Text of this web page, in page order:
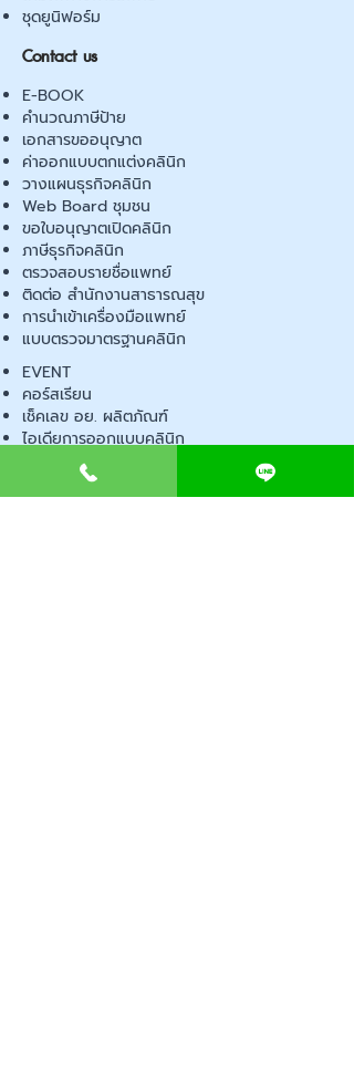
ชุดยูนิฟอร์ม
Contact us
E-BOOK
คำนวณภาษีป้าย
เอกสารขออนุญาต
ค่าออกแบบตกแต่งคลินิก
วางแผนธุรกิจคลินิก
Web Board ชุมชน
ขอใบอนุญาตเปิดคลินิก
ภาษีธุรกิจคลินิก
ตรวจสอบรายชื่อแพทย์
ติดต่อ สำนักงานสาธารณสุข
การนำเข้าเครื่องมือแพทย์
แบบตรวจมาตรฐานคลินิก
EVENT
คอร์สเรียน
เช็คเลข อย. ผลิตภัณฑ์
ไอเดียการออกแบบคลินิก
ขั้นตอนการเปิดคลินิก
เช็คลิสต์อุปกรณ์ขออนุญาต